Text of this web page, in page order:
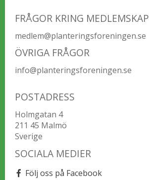
FRÅGOR KRING MEDLEMSKAP
medlem@planteringsforeningen.se
ÖVRIGA FRÅGOR
info@planteringsforeningen.se
POSTADRESS
Holmgatan 4
211 45 Malmö
Sverige
SOCIALA MEDIER
Följ oss på Facebook